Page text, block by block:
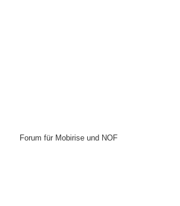
Forum für Mobirise und NOF